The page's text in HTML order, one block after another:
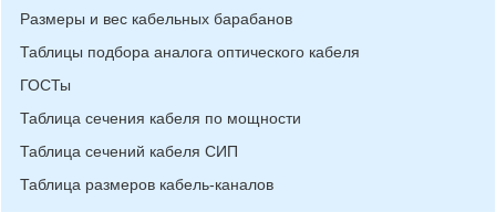
Размеры и вес кабельных барабанов
Таблицы подбора аналога оптического кабеля
ГОСТы
Таблица сечения кабеля по мощности
Таблица сечений кабеля СИП
Таблица размеров кабель-каналов